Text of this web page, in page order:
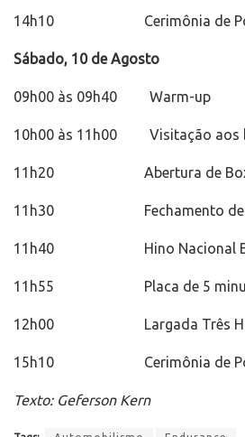
14h10 Cerimônia de
Sábado, 10 de Agosto
09h00 às 09h40 Warm-up
10h00 às 11h00 Visitação aos
11h20 Abertura de
11h30 Fechamento de
11h40 Hino Nacional
11h55 Placa de 5
12h00 Largada Três
15h10 Cerimônia de
Texto: Geferson Kern